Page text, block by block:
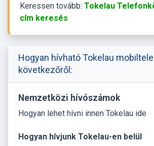
Keressen tovább: Tokelau
cím keresés
Hogyan hívható Tokelau
következőről:
Nemzetközi hívószámok
Hogyan lehet hívni innen Tokelau ide
Hogyan hívjunk Tokelau-en belül